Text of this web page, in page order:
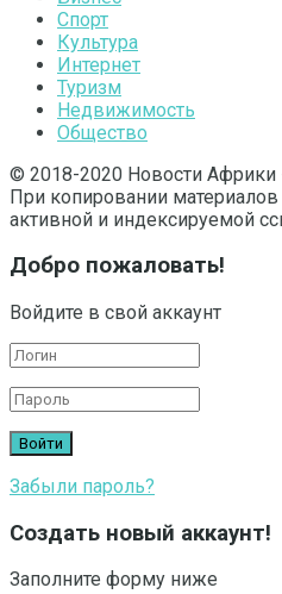
Спорт
Культура
Интернет
Туризм
Недвижимость
Общество
© 2018-2020 Новости Африки
При копировании материалов
активной и индексируемой
Добро пожаловать!
Войдите в свой аккаунт
Забыли пароль?
Создать новый аккаунт!
Заполните форму ниже